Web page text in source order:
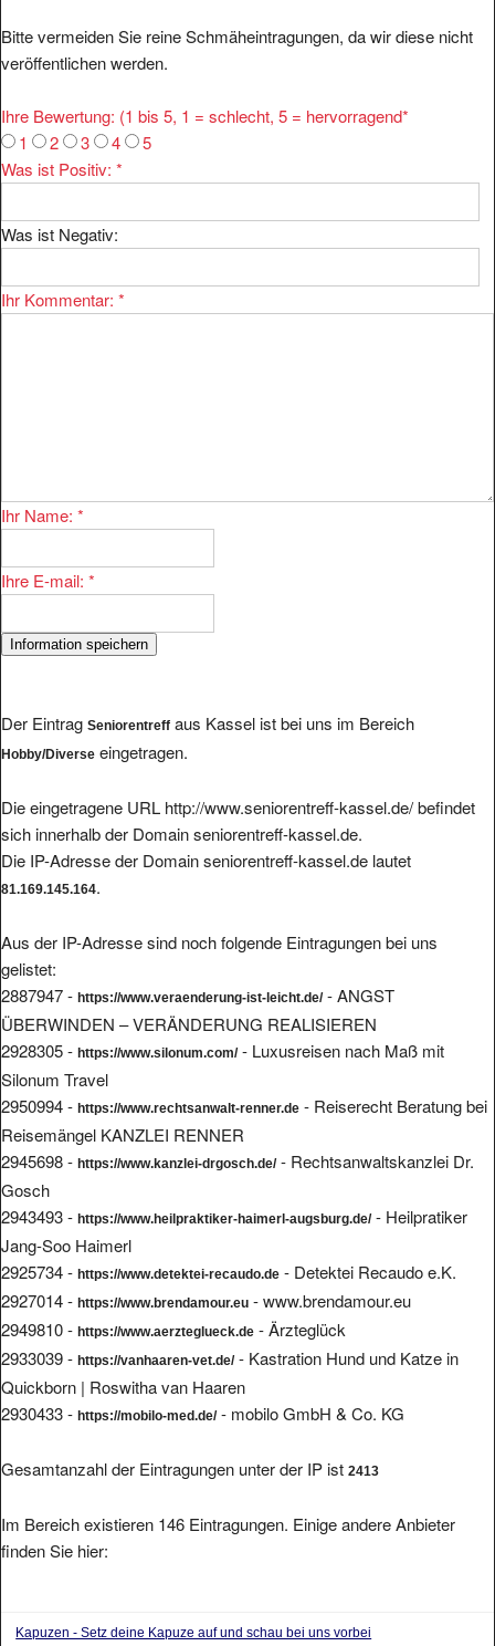
Bitte vermeiden Sie reine Schmäheintragungen, da wir diese nicht
veröffentlichen werden.
Ihre Bewertung: (1 bis 5, 1 = schlecht, 5 = hervorragend*
1
2 3 4
5
Was ist Positiv: *
Was ist Negativ:
Ihr Kommentar: *
Ihr Name: *
Ihre E-mail: *
Der Eintrag Seniorentreff aus Kassel ist bei uns im Bereich
Hobby/Diverse eingetragen.
Die eingetragene URL http://www.seniorentreff-kassel.de/ befindet
sich innerhalb der Domain seniorentreff-kassel.de.
Die IP-Adresse der Domain seniorentreff-kassel.de lautet
81.169.145.164.
Aus der IP-Adresse sind noch folgende Eintragungen bei uns
gelistet:
2887947 - https://www.veraenderung-ist-leicht.de/- ANGST
ÜBERWINDEN – VERÄNDERUNG REALISIEREN
2928305 - https://www.silonum.com/- Luxusreisen nach Maß mit
Silonum Travel
2950994 - https://www.rechtsanwalt-renner.de - Reiserecht Beratung bei
Reisemängel KANZLEI RENNER
2945698 - https://www.kanzlei-drgosch.de/- Rechtsanwaltskanzlei Dr.
Gosch
2943493 - https://www.heilpraktiker-haimerl-augsburg.de/- Heilpratiker
Jang-Soo Haimerl
2925734 - https://www.detektei-recaudo.de - Detektei Recaudo e.K.
2927014 - https://www.brendamour.eu - www.brendamour.eu
2949810 - https://www.aerzteglueck.de - Ärzteglück
2933039 - https://vanhaaren-vet.de/- Kastration Hund und Katze in
Quickborn | Roswitha van Haaren
2930433 - https://mobilo-med.de/- mobilo GmbH & Co. KG
Gesamtanzahl der Eintragungen unter der IP ist 2413
Im Bereich existieren 146 Eintragungen. Einige andere Anbieter
finden Sie hier:
Kapuzen - Setz deine Kapuze auf und schau bei uns vorbei